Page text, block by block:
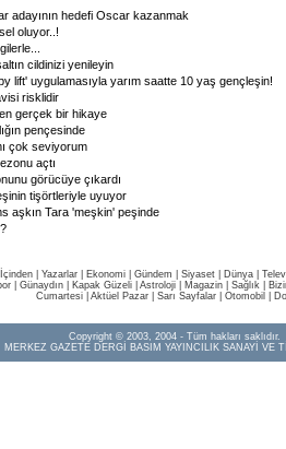
adayının hedefi Oscar kazanmak
oluyor..!
cildinizi yenileyin
lift' uygulamasıyla yarım saatte 10 yaş gençleşin!
risklidir
gerçek bir hikaye
pençesinde
çok seviyorum
açtı
görücüye çıkardı
tişörtleriyle uyuyor
aşkın Tara 'meşkin' peşinde
Yazarlar Ekonomi Gündem Siyaset Dünya |
Günaydın Kapak Güzeli Astroloji Magazin Sağlık
Cumartesi| Aktüel Pazar| Sarı Sayfalar| Otomobil
Copyright © 2003, 2004 - Tüm hakları saklıdır.
MERKEZ GAZETE DERGİ BASIM YAYINCILIK SANAYİ VE